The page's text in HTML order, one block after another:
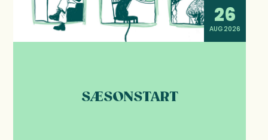
26
AUG 2026
SÆSONSTART